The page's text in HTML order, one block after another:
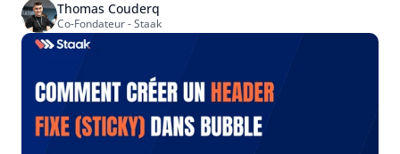
Thomas Couderq
Co-Fondateur - Staak